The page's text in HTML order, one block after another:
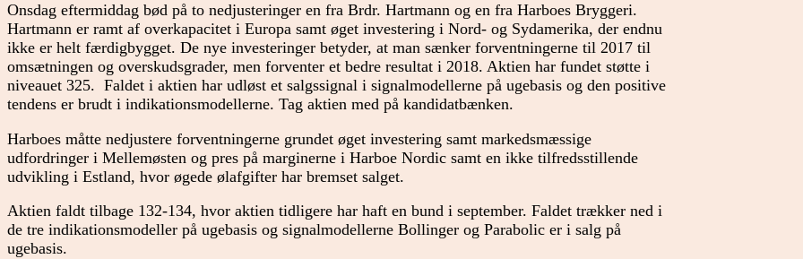
Onsdag eftermiddag bød på to nedjusteringer en fra Brdr. Hartmann og en fra Harboes Bryggeri.
Hartmann er ramt af overkapacitet i Europa samt øget investering i Nord- og Sydamerika, der endnu
ikke er helt færdigbygget. De nye investeringer betyder, at man sænker forventningerne til 2017 til
omsætningen og overskudsgrader, men forventer et bedre resultat i 2018. Aktien har fundet støtte i
niveauet 325. Faldet i aktien har udløst et salgssignal i signalmodellerne på ugebasis og den positive
tendens er brudt i indikationsmodellerne. Tag aktien med på kandidatbænken.
Harboes måtte nedjustere forventningerne grundet øget investering samt markedsmæssige
udfordringer i Mellemøsten og pres på marginerne i Harboe Nordic samt en ikke tilfredsstillende
udvikling i Estland, hvor øgede ølafgifter har bremset salget.
Aktien faldt tilbage 132-134, hvor aktien tidligere har haft en bund i september. Faldet trækker ned i
de tre indikationsmodeller på ugebasis og signalmodellerne Bollinger og Parabolic er i salg på
ugebasis.